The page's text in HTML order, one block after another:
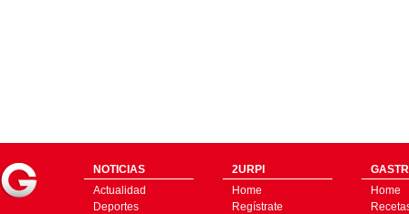
NOTICIAS
Actualidad
Deportes
2URPI
Home
Regístrate
Home